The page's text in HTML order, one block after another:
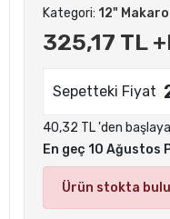
Kategori: 12"
325,17 TL
Sepetteki Fiyat
40,32 TL 'den
En geç 10 Ağustos
Ürün stokta